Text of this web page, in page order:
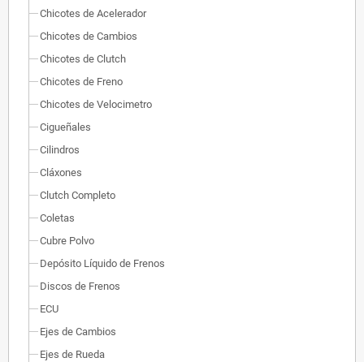
Chicotes de Acelerador
Chicotes de Cambios
Chicotes de Clutch
Chicotes de Freno
Chicotes de Velocimetro
Cigueñales
Cilindros
Cláxones
Clutch Completo
Coletas
Cubre Polvo
Depósito Líquido de Frenos
Discos de Frenos
ECU
Ejes de Cambios
Ejes de Rueda